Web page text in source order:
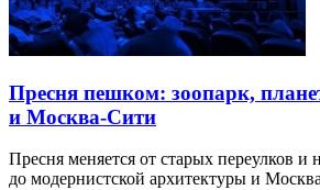
Пресня пешком: зоопарк,
и Москва-Сити
Пресня меняется от старых переулков
до модернистской архитектуры и